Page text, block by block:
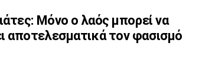
Μόνο ο λαός μπορεί να
αποτελεσματικά τον φασισμό